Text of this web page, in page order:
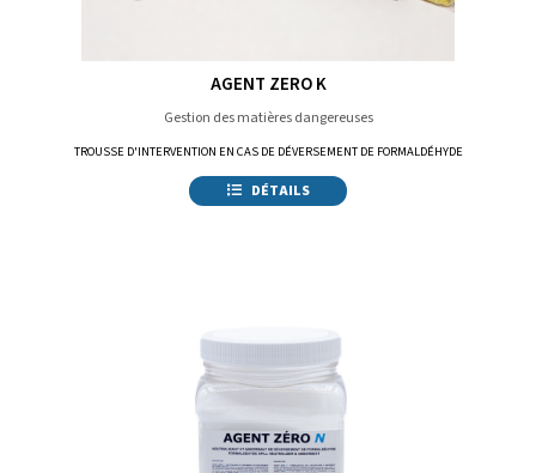
AGENT ZERO K
Gestion des matières dangereuses
TROUSSE D'INTERVENTION EN CAS DE DÉVERSEMENT DE FORMALDÉHYDE
DÉTAILS